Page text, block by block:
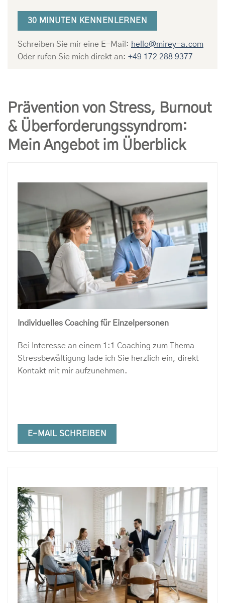
30 MINUTEN KENNENLERNEN
Schreiben Sie mir eine E-Mail: hello@mirey-a.com
Oder rufen Sie mich direkt an: +49 172 288 9377
Prävention von Stress, Burnout
& Überforderungssyndrom:
Mein Angebot im Überblick
Individuelles Coaching für Einzelpersonen
Bei Interesse an einem 1:1 Coaching zum Thema
Stressbewältigung lade ich Sie herzlich ein, direkt
Kontakt mit mir aufzunehmen.
E-MAIL SCHREIBEN